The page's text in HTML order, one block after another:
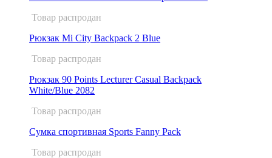
Товар распродан
Рюкзак Mi City Backpack 2 Blue
Товар распродан
Рюкзак 90 Points Lecturer Casual Backpack
White/Blue 2082
Товар распродан
Сумка спортивная Sports Fanny Pack
Товар распродан